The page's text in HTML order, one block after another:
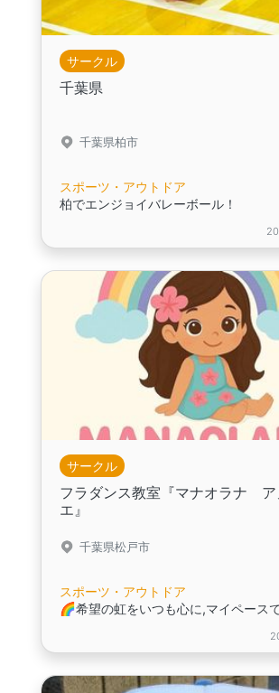
サークル
千葉県
千葉県柏市
スポーツ・アウトドア
柏でエンジョイバレーボール！
サークル
フラダンス教室『マナオラナ ア
エ』
千葉県松戸市
スポーツ・アウトドア